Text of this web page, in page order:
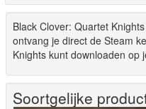
Black Clover: Quartet
ontvang je direct de Steam
Knights kunt downloaden op
Soortgelijke